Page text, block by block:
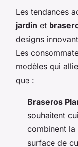
Les tendances
jardin et
designs
Les
modèles qui
que :
Braseros
souhaitent
combinent la
surface de